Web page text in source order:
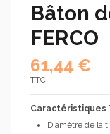
Bâton
FERCO
61,44 €
TTC
Caractéristiques
Diamètre de la